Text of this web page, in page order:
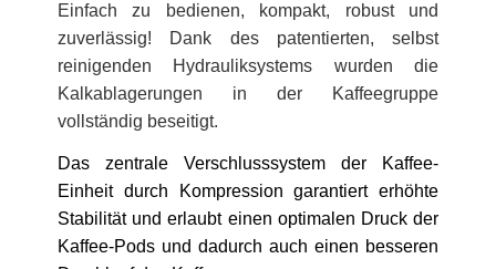
Einfach zu bedienen, kompakt, robust und
zuverlässig! Dank des patentierten, selbst
reinigenden Hydrauliksystems wurden die
Kalkablagerungen in der Kaffeegruppe
vollständig beseitigt.
Das zentrale Verschlusssystem der Kaffee-
Einheit durch Kompression garantiert erhöhte
Stabilität und erlaubt einen optimalen Druck der
Kaffee-Pods und dadurch auch einen besseren